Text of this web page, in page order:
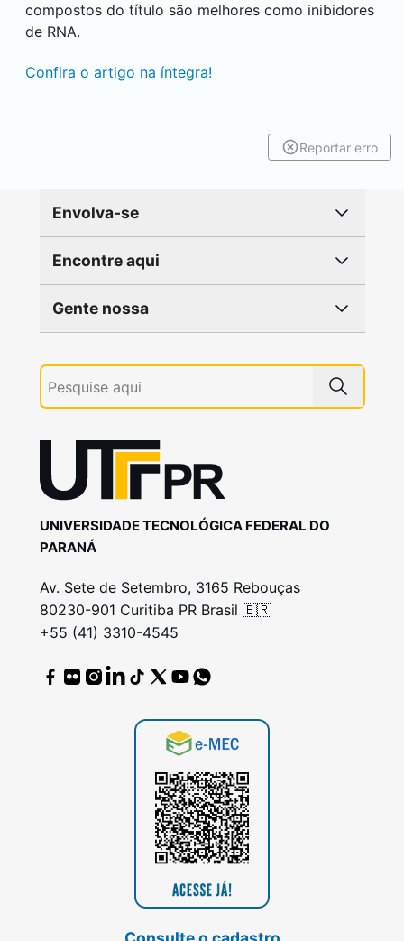
compostos do título são melhores como inibidores
de RNA.
Confira o artigo na íntegra!
Reportar erro
Envolva-se
Encontre aqui
Gente nossa
UNIVERSIDADE TECNOLÓGICA FEDERAL DO
PARANÁ
Av. Sete de Setembro, 3165 Rebouças
80230-901 Curitiba PR Brasil 🇧🇷
+55 (41) 3310-4545